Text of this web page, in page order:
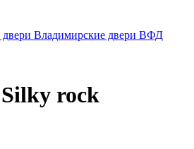
Владимирские двери ВФД
rock